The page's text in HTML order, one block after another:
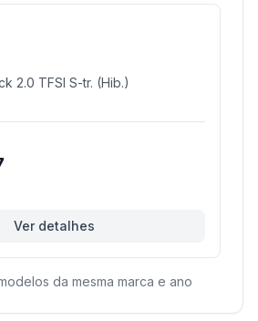
2.0 TFSI S-tr. (Hib.)
Ver detalhes
da mesma marca e ano